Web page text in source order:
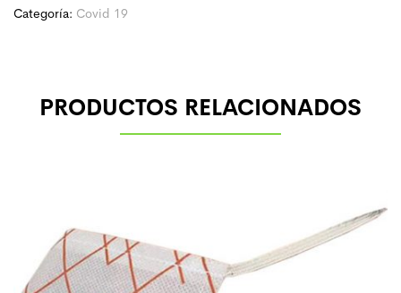
Categoría: Covid 19
PRODUCTOS RELACIONADOS